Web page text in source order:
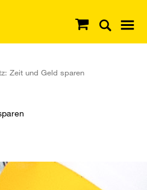
Zeit und Geld sparen